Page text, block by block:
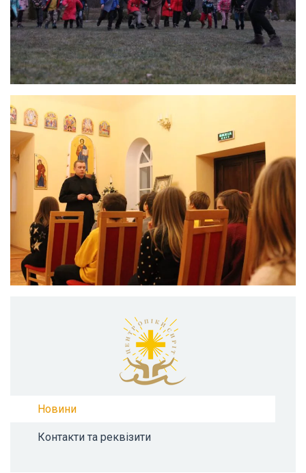
Новини
Контакти та реквізити